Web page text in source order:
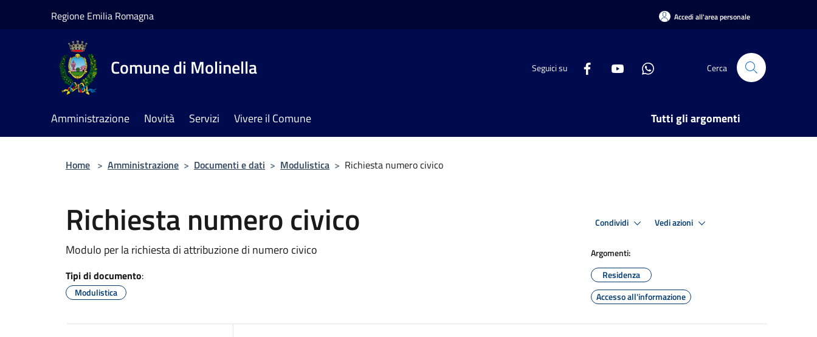
Regione Emilia Romagna Accedi all'area personale
Comune di Molinella Seguici su Cerca
Amministrazione Novità Servizi Vivere il Comune Tutti gli argomenti
Home > Amministrazione > Documenti e dati > Modulistica > Richiesta numero civico
Richiesta numero civico
Modulo per la richiesta di attribuzione di numero civico
Tipi di documento:
Modulistica
Condividi Vedi azioni
Argomenti:
Residenza
Accesso all'informazione